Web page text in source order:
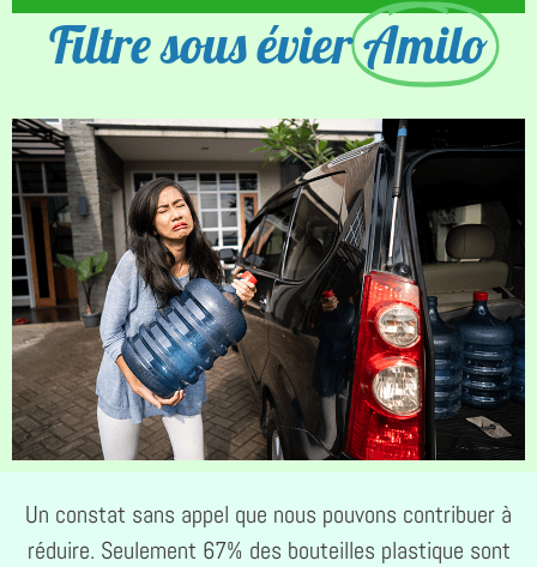
Filtre sous évierAmilo
Un constat sans appel que nous pouvons contribuer à
réduire. Seulement 67% des bouteilles plastique sont